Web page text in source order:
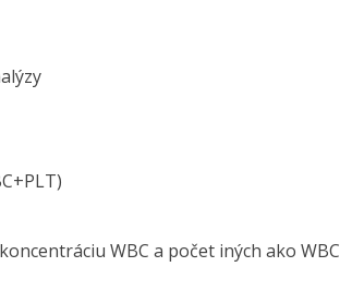
WBC a počet iných ako WBC